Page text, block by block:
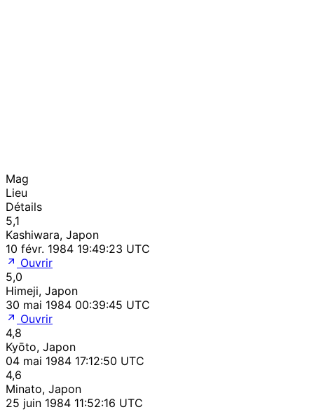
Mag
Lieu
Détails
5,1
Kashiwara, Japon
10 févr. 1984 19:49:23 UTC
Ouvrir
5,0
Himeji, Japon
30 mai 1984 00:39:45 UTC
Ouvrir
4,8
Kyōto, Japon
04 mai 1984 17:12:50 UTC
4,6
Minato, Japon
25 juin 1984 11:52:16 UTC